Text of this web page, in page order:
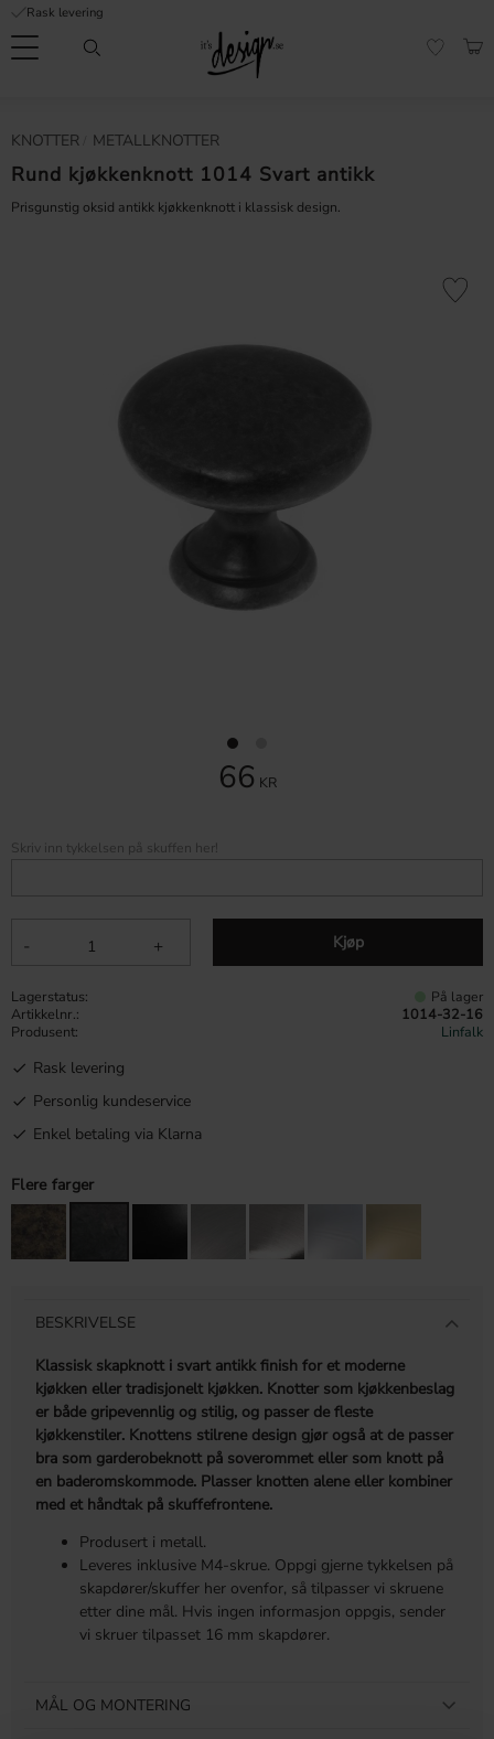
Meny
Rask levering
KNOTTER METALLKNOTTER
Rund kjøkkenknott 1014 Svart antikk
Prisgunstig oksid antikk kjøkkenknott i klassisk design.
66 KR
+
- Kjøp
Lagre
Skriv inn tykkelsen på skuffen her!
Lagerstatus På lager
Artikkelnr.
1014-32-16
Produsent
Linfalk
Rask levering
Personlig kundeservice
Enkel betaling via Klarna
Flere farger
BESKRIVELSE
Klassisk skapknott i svart antikk finish for et moderne
kjøkken eller tradisjonelt kjøkken. Knotter som kjøkkenbeslag
er både gripevennlig og stilig, og passer de fleste
kjøkkenstiler. Knottens stilrene design gjør også at de passer
bra som garderobeknott på soverommet eller som knott på
en baderomskommode. Plasser knotten alene eller kombiner
med et håndtak på skuffefrontene.
Produsert i metall.
Leveres inklusive M4-skrue. Oppgi gjerne tykkelsen på
skapdører/skuffer her ovenfor, så tilpasser vi skruene
etter dine mål. Hvis ingen informasjon oppgis, sender
vi skruer tilpasset 16 mm skapdører.
MÅL OG MONTERING
Vanlige spørsmål
It's
Design